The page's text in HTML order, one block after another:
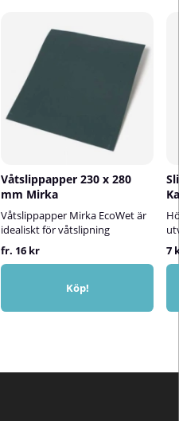
Våtslippapper 230 x 280
mm Mirka
Våtslippapper Mirka EcoWet är
idealiskt för våtslipning
fr. 16 kr
Köp!
7